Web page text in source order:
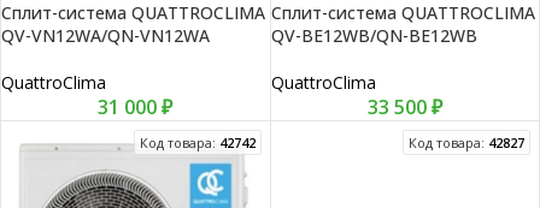
Сплит-система QUATTROCLIMA
QV-VN12WA/QN-VN12WA
QuattroClima
31 000₽
Сплит-система QUATTROCLIMA
QV-BE12WB/QN-BE12WB
QuattroClima
33 500₽
Код товара: 42742 Код товара: 42827